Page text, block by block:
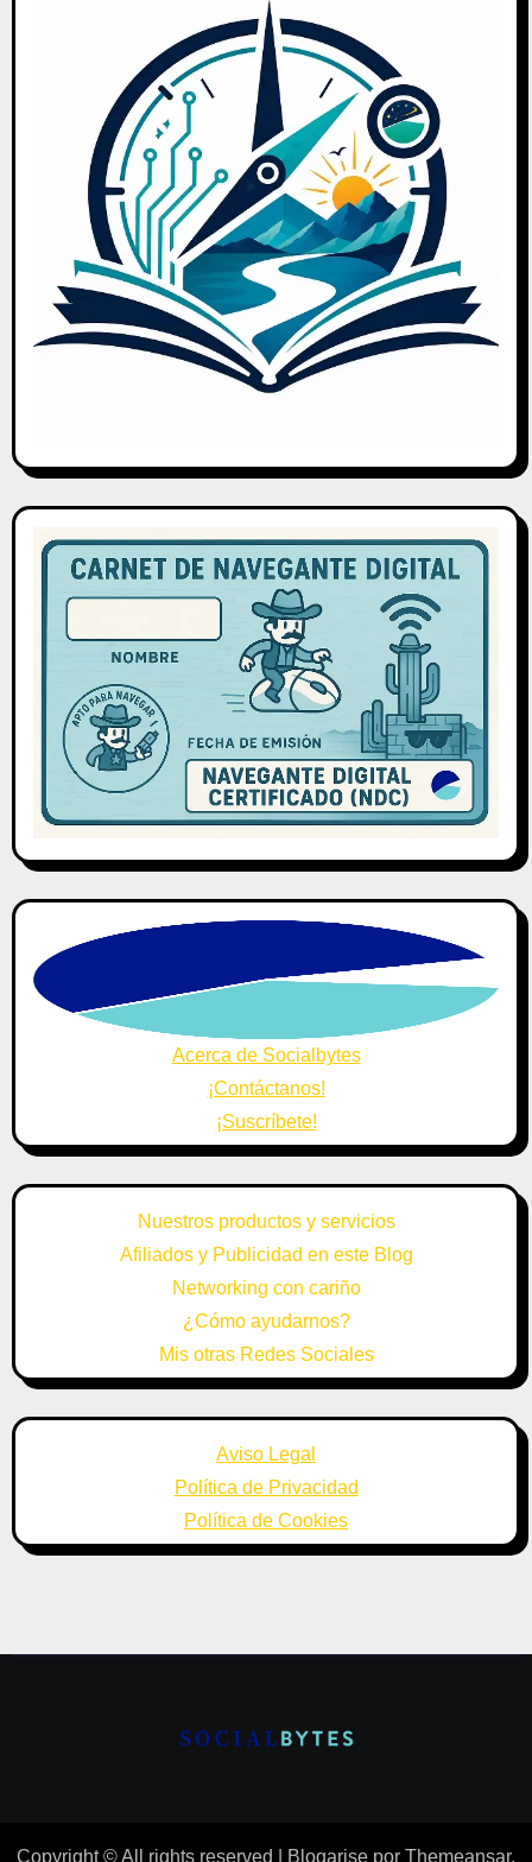
Acerca de Socialbytes
¡Contáctanos!
¡Suscríbete!
Nuestros productos y servicios
Afiliados y Publicidad en este Blog
Networking con cariño
¿Cómo ayudarnos?
Mis otras Redes Sociales
Aviso Legal
Política de Privacidad
Política de Cookies
Copyright © All rights reserved Blogarise por Themeansar.